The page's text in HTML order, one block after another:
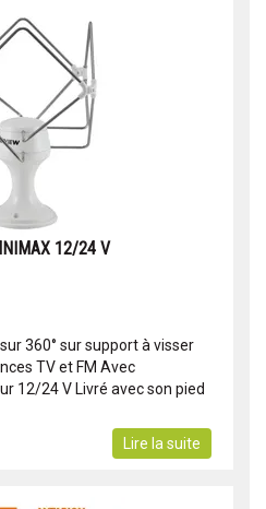
12/24 V
360° sur support à visser
TV et FM Avec
12/24 V Livré avec son pied
Lire la suite